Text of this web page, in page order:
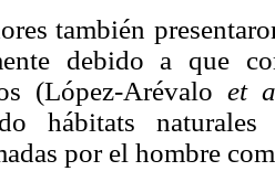
también
debido a que
(López-Arévalo et
hábitats
por el hombre